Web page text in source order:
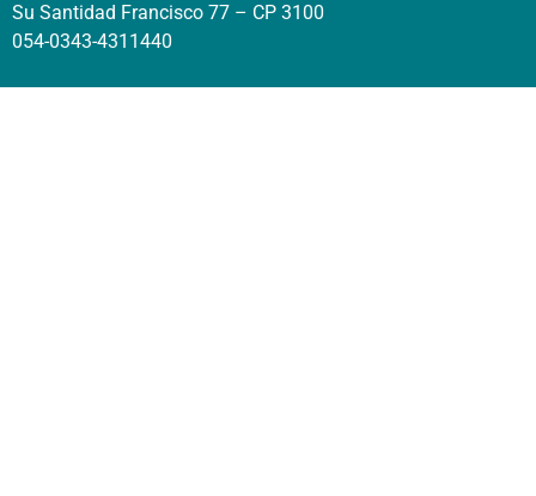
Su Santidad Francisco 77 – CP 3100
054-0343-4311440